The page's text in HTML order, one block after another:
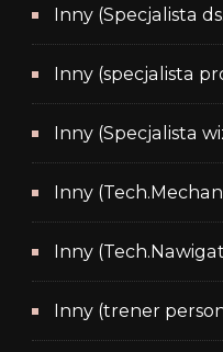
Inny (Specjalista
Inny (specjalista
Inny (Specjalista
Inny
Inny
Inny (trener